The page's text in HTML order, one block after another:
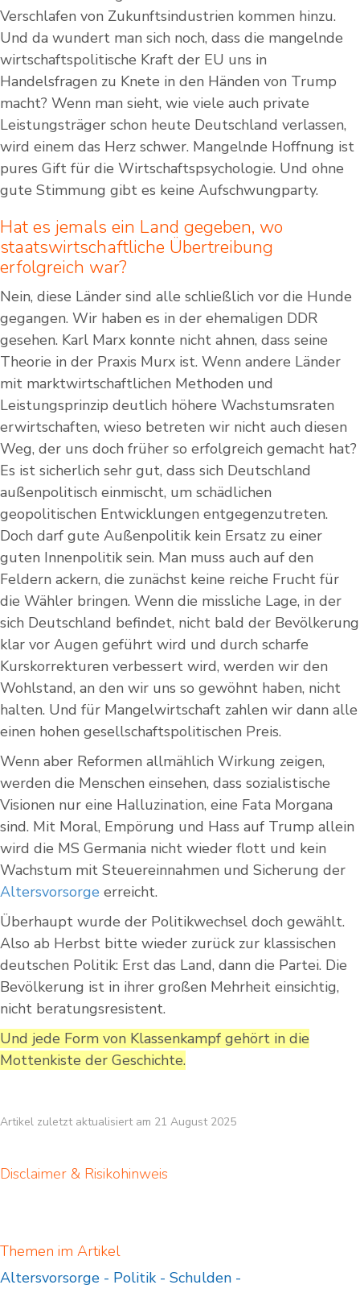
Verschlafen von Zukunftsindustrien kommen hinzu.
Und da wundert man sich noch, dass die mangelnde
wirtschaftspolitische Kraft der EU uns in
Handelsfragen zu Knete in den Händen von Trump
macht? Wenn man sieht, wie viele auch private
Leistungsträger schon heute Deutschland verlassen,
wird einem das Herz schwer. Mangelnde Hoffnung ist
pures Gift für die Wirtschaftspsychologie. Und ohne
gute Stimmung gibt es keine Aufschwungparty.
Hat es jemals ein Land gegeben, wo
staatswirtschaftliche Übertreibung
erfolgreich war?
Nein, diese Länder sind alle schließlich vor die Hunde
gegangen. Wir haben es in der ehemaligen DDR
gesehen. Karl Marx konnte nicht ahnen, dass seine
Theorie in der Praxis Murx ist. Wenn andere Länder
mit marktwirtschaftlichen Methoden und
Leistungsprinzip deutlich höhere Wachstumsraten
erwirtschaften, wieso betreten wir nicht auch diesen
Weg, der uns doch früher so erfolgreich gemacht hat?
Es ist sicherlich sehr gut, dass sich Deutschland
außenpolitisch einmischt, um schädlichen
geopolitischen Entwicklungen entgegenzutreten.
Doch darf gute Außenpolitik kein Ersatz zu einer
guten Innenpolitik sein. Man muss auch auf den
Feldern ackern, die zunächst keine reiche Frucht für
die Wähler bringen. Wenn die missliche Lage, in der
sich Deutschland befindet, nicht bald der Bevölkerung
klar vor Augen geführt wird und durch scharfe
Kurskorrekturen verbessert wird, werden wir den
Wohlstand, an den wir uns so gewöhnt haben, nicht
halten. Und für Mangelwirtschaft zahlen wir dann alle
einen hohen gesellschaftspolitischen Preis.
Wenn aber Reformen allmählich Wirkung zeigen,
werden die Menschen einsehen, dass sozialistische
Visionen nur eine Halluzination, eine Fata Morgana
sind. Mit Moral, Empörung und Hass auf Trump allein
wird die MS Germania nicht wieder flott und kein
Wachstum mit Steuereinnahmen und Sicherung der
Altersvorsorge erreicht.
Überhaupt wurde der Politikwechsel doch gewählt.
Also ab Herbst bitte wieder zurück zur klassischen
deutschen Politik: Erst das Land, dann die Partei. Die
Bevölkerung ist in ihrer großen Mehrheit einsichtig,
nicht beratungsresistent.
Und jede Form von Klassenkampf gehört in die
Mottenkiste der Geschichte.
Artikel zuletzt aktualisiert am 21 August 2025
Disclaimer & Risikohinweis
Themen im Artikel
Altersvorsorge - Politik- Schulden -